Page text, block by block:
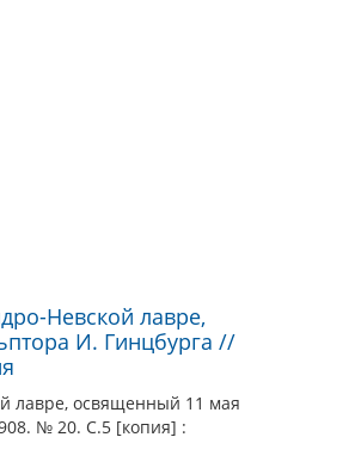
Невской лавре,
И. Гинцбурга //
лавре, освященный 11 мая
№ 20. С.5 [копия] :